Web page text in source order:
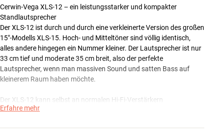
Cerwin-Vega XLS-12 – ein leistungsstarker und kompakter
Standlautsprecher
Der XLS-12 ist durch und durch eine verkleinerte Version des großen
15"-Modells XLS-15. Hoch- und Mitteltöner sind völlig identisch,
alles andere hingegen ein Nummer kleiner. Der Lautsprecher ist nur
33 cm tief und moderate 35 cm breit, also der perfekte
Lautsprecher, wenn man massiven Sound und satten Bass auf
kleinerem Raum haben möchte.
Der XLS-12 kann selbst an normalen Hi-Fi-Verstärkern
ohrenbetäubend laut und mit fast genau so tiefem Bass spielen wie
Verstärker anschließt – z. B. von NAD – solltest du den
Erfahre mehr